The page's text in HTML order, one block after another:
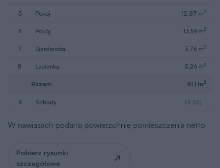
5 pokój 12,87 m2
6 pokój 13,59 m2
7 garderoba 3,76 m2
8 łazienka 5,26 m2
Razem 61,1 m2
9 schody (4,52)
W nawiasach podano powierzchnie pomieszczenia netto
Pobierz rysunki
szczegółowe